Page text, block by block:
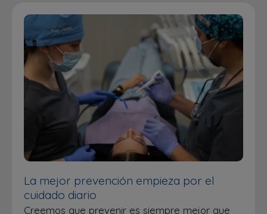
La mejor prevención empieza por el
cuidado diario
Creemos que prevenir es siempre mejor que